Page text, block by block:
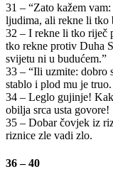
31 – “Zato kažem
ljudima, ali rekne li tko
32 – I rekne li tko riječ
tko rekne protiv Duha
svijetu ni u budućem.”
33 – “Ili uzmite: dobro
stablo i plod mu je
34 – Leglo gujinje!
obilja srca usta govore!
35 – Dobar čovjek iz
riznice zle vadi zlo.
36 – 40